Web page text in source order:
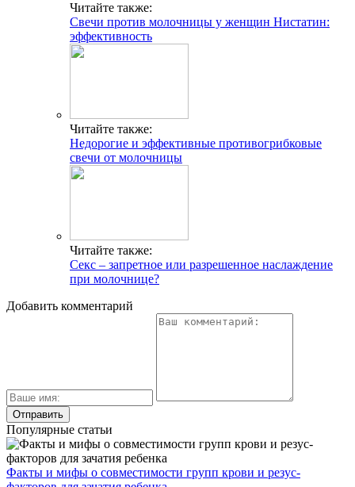
Читайте также:
Свечи против молочницы у женщин Нистатин:
эффективность
Читайте также:
Недорогие и эффективные противогрибковые
свечи от молочницы
Читайте также:
Секс – запретное или разрешенное наслаждение
при молочнице?
Добавить комментарий
Популярные статьи
Факты и мифы о совместимости групп крови и резус-